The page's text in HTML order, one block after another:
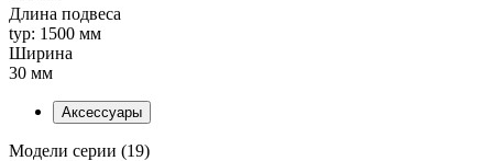
Длина подвеса
typ: 1500 мм
Ширина
30 мм
Аксессуары
Модели серии (19)